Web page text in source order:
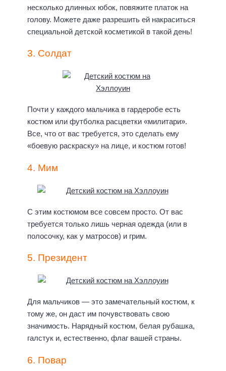
несколько длинных юбок, повяжите платок на
голову. Можете даже разрешить ей накраситься
специальной детской косметикой в такой день!
3. Солдат
Почти у каждого мальчика в гардеробе есть
костюм или футболка расцветки «милитари».
Все, что от вас требуется, это сделать ему
«боевую раскраску» на лице, и костюм готов!
4. Мим
С этим костюмом все совсем просто. От вас
требуется только лишь черная одежда (или в
полосочку, как у матросов) и грим.
5. Президент
Для мальчиков — это замечательный костюм, к
тому же, он даст им почувствовать свою
значимость. Нарядный костюм, белая рубашка,
галстук и, естественно, флаг вашей страны.
6. Повар